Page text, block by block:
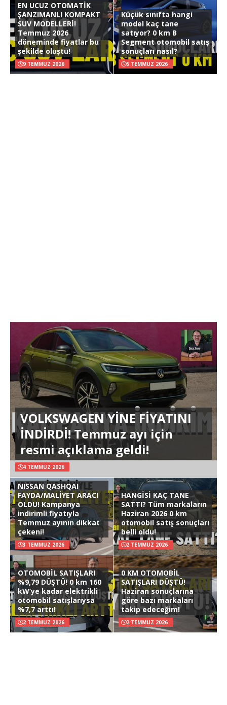
EN UCUZ OTOMATİK
ŞANZIMANLI KOMPAKT
SUV MODELLERİ!
Temmuz 2026
döneminde fiyatlar bu
şekilde oluştu!
9 TEMMUZ 2026
Küçük sınıfta hangi
model kaç tane
satıyor? 0 km B
Segment otomobil satış
sonuçları nasıl?
5 TEMMUZ 2026
VOLKSWAGEN YİNE FİYATINI
İNDİRDİ! Temmuz ayı için
resmi açıklama geldi!
4 TEMMUZ 2026
NISSAN QASHQAI
FAYDA/MALİYET ARACI
OLDU! Kampanya
indirimli fiyatıyla
Temmuz ayının dikkat
çekeni!
3 TEMMUZ 2026
HANGİSİ KAÇ TANE
SATTI? Tüm markaların
Haziran 2026 0 km
otomobil satış sonuçları
belli oldu!
2 TEMMUZ 2026
OTOMOBİL SATIŞLARI
%9,79 DÜŞTÜ! 0 km 160
kW’ye kadar elektrikli
otomobil satışlarıysa
%7,7 arttı!
2 TEMMUZ 2026
0 KM OTOMOBİL
SATIŞLARI DÜŞTÜ!
Haziran sonuçlarına
göre bazı markaları
takip edeceğim!
2 TEMMUZ 2026